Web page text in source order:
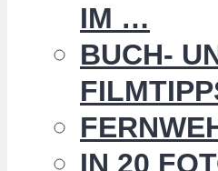
IM …
BUCH-
IN 20